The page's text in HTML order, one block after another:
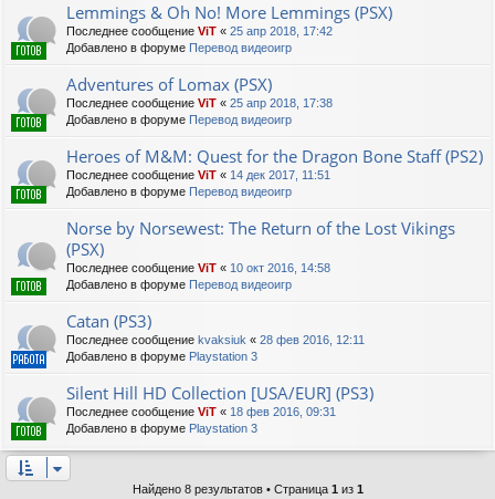
Lemmings & Oh No! More Lemmings (PSX)
Последнее сообщение ViT « 25 апр 2018, 17:42
Добавлено в форуме Перевод видеоигр
Adventures of Lomax (PSX)
Последнее сообщение ViT « 25 апр 2018, 17:38
Добавлено в форуме Перевод видеоигр
Heroes of M&M: Quest for the Dragon Bone Staff (PS2)
Последнее сообщение ViT « 14 дек 2017, 11:51
Добавлено в форуме Перевод видеоигр
Norse by Norsewest: The Return of the Lost Vikings
(PSX)
Последнее сообщение ViT « 10 окт 2016, 14:58
Добавлено в форуме Перевод видеоигр
Catan (PS3)
Последнее сообщение kvaksiuk « 28 фев 2016, 12:11
Добавлено в форуме Playstation 3
Silent Hill HD Collection [USA/EUR] (PS3)
Последнее сообщение ViT « 18 фев 2016, 09:31
Добавлено в форуме Playstation 3
Найдено 8 результатов • Страница 1 из 1